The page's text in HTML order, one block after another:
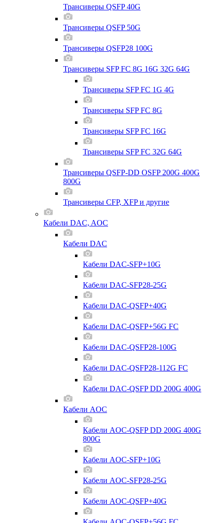
Трансиверы QSFP 40G
Трансиверы QSFP 50G
Трансиверы QSFP28 100G
Трансиверы SFP FC 8G 16G 32G 64G
Трансиверы SFP FC 1G 4G
Трансиверы SFP FC 8G
Трансиверы SFP FC 16G
Трансиверы SFP FC 32G 64G
Трансиверы QSFP-DD OSFP 200G 400G
800G
Трансиверы CFP, XFP и другие
Кабели DAC, AOC
Кабели DAC
Кабели DAC-SFP+10G
Кабели DAC-SFP28-25G
Кабели DAC-QSFP+40G
Кабели DAC-QSFP+56G FC
Кабели DAC-QSFP28-100G
Кабели DAC-QSFP28-112G FC
Кабели DAC-QSFP DD 200G 400G
Кабели AOC
Кабели AOC-QSFP DD 200G 400G
800G
Кабели AOC-SFP+10G
Кабели AOC-SFP28-25G
Кабели AOC-QSFP+40G